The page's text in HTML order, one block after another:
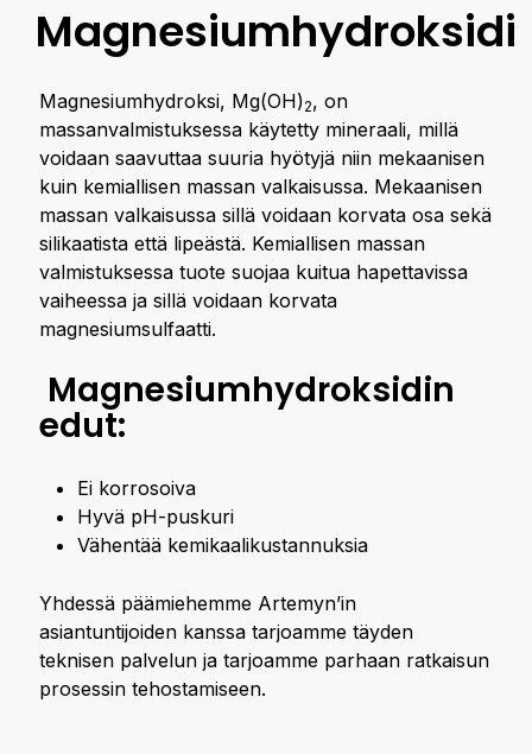
Magnesiumhydroksidi
Magnesiumhydroksi, Mg(OH)2, on
massanvalmistuksessa käytetty mineraali, millä
voidaan saavuttaa suuria hyötyjä niin mekaanisen
kuin kemiallisen massan valkaisussa. Mekaanisen
massan valkaisussa sillä voidaan korvata osa sekä
silikaatista että lipeästä. Kemiallisen massan
valmistuksessa tuote suojaa kuitua hapettavissa
vaiheessa ja sillä voidaan korvata
magnesiumsulfaatti.
Magnesium­hydroksidin
edut:
Ei korrosoiva
Hyvä pH-puskuri
Vähentää kemikaalikustannuksia
Yhdessä päämiehemme Artemyn’in
asiantuntijoiden kanssa tarjoamme täyden
teknisen palvelun ja tarjoamme parhaan ratkaisun
prosessin tehostamiseen.